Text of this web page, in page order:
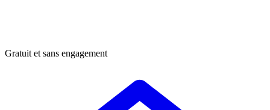
Gratuit et sans engagement